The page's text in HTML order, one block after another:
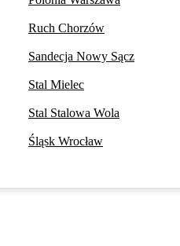
Ruch Chorzów
Sandecja Nowy Sącz
Stal Mielec
Stal Stalowa Wola
Śląsk Wrocław